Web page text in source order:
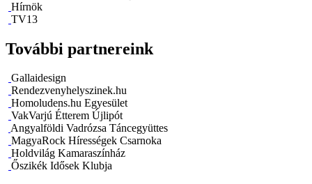
Hírnök
TV13
További partnereink
Gallaidesign
Rendezvenyhelyszinek.hu
Homoludens.hu Egyesület
VakVarjú Étterem Újlipót
Angyalföldi Vadrózsa Táncegyüttes
MagyaRock Hírességek Csarnoka
Holdvilág Kamaraszínház
Őszikék Idősek Klubja